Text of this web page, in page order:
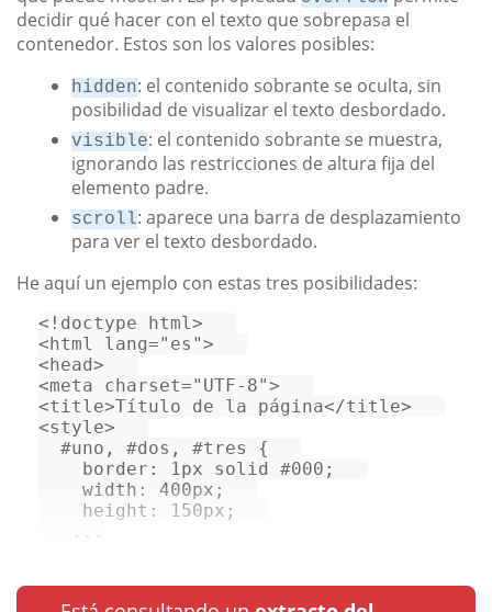
decidir qué hacer con el texto que sobrepasa el
contenedor. Estos son los valores posibles:
hidden: el contenido sobrante se oculta, sin
posibilidad de visualizar el texto desbordado.
visible: el contenido sobrante se muestra,
ignorando las restricciones de altura fija del
elemento padre.
scroll: aparece una barra de desplazamiento
para ver el texto desbordado.
He aquí un ejemplo con estas tres posibilidades:
<!doctype html>
<html lang="es">
<head>
<meta charset="UTF-8">
<title>Título de la página</title>
<style>
#uno , #dos , #tres
{
border : 1px solid #000 ;
width : 400px ;
height : 150px ;
...